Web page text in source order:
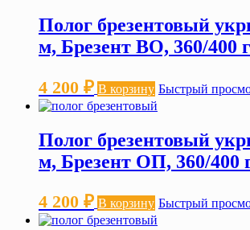
Полог брезентовый
м, Брезент ВО, 360/400
4 200 ₽ В корзину Быстрый
Полог брезентовый
м, Брезент ОП, 360/400
4 200 ₽ В корзину Быстрый